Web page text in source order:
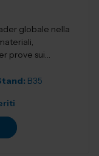
globale nella
prove sui
B35